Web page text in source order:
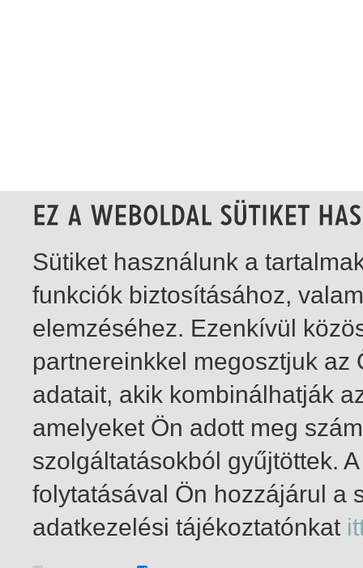
1-4 / insgesamt 4 Treffer
Sütiket használunk a
funkciók biztosításához,
elemzéséhez. Ezenkívül
partnereinkkel megosztjuk
adatait, akik kombinálhatják
amelyeket Ön adott meg
szolgáltatásokból gyűjtöttek.
folytatásával Ön hozzájárul a
adatkezelési tájékoztatónkat